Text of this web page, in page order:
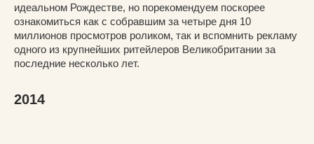
идеальном Рождестве, но порекомендуем поскорее
ознакомиться как с собравшим за четыре дня 10
миллионов просмотров роликом, так и вспомнить рекламу
одного из крупнейших ритейлеров Великобритании за
последние несколько лет.
2014